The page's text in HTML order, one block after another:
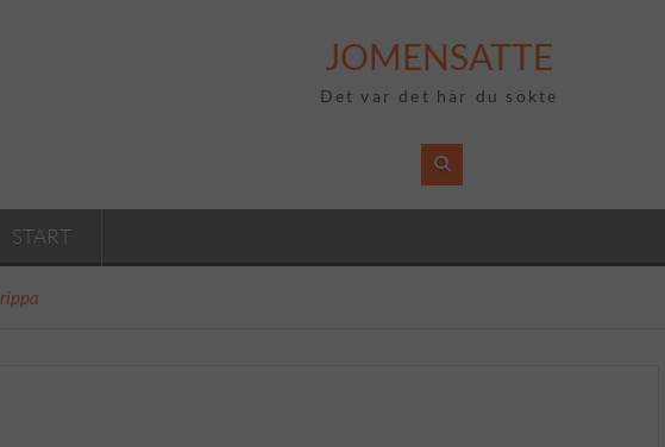
JOMENSATTE
Det var det här du sökte
START
rippa